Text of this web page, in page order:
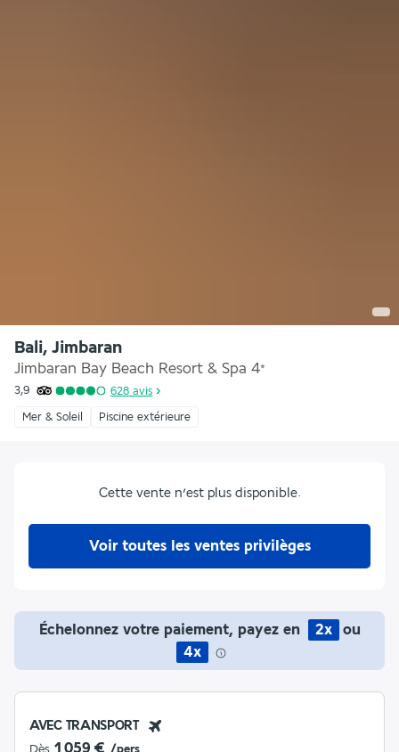
Bali, Jimbaran
Jimbaran Bay Beach Resort & Spa 4*
3,9 628 avis
Mer & Soleil Piscine extérieure
Cette vente n’est plus disponible.
Voir toutes les ventes privilèges
Échelonnez votre paiement, payez en 2x
ou
4x
AVEC TRANSPORT
1 059 €